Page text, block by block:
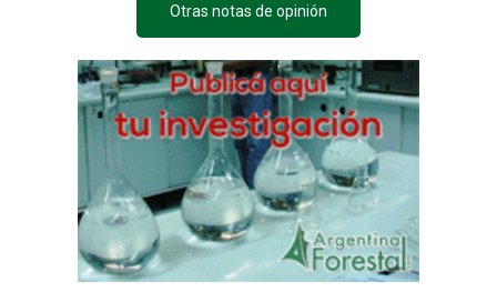
Otras notas de opinión